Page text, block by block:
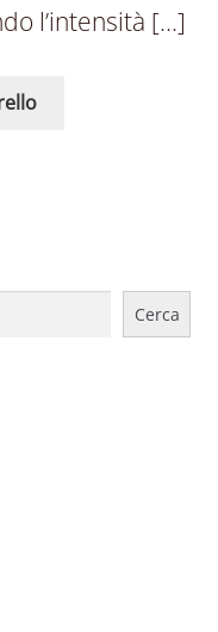
l’intensità […]
Cerca